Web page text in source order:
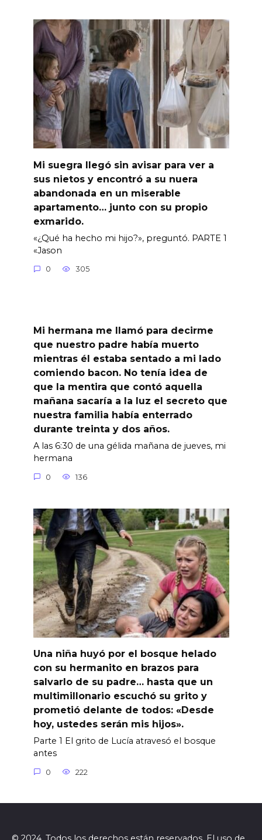
Mi suegra llegó sin avisar para ver a
sus nietos y encontró a su nuera
abandonada en un miserable
apartamento… junto con su propio
exmarido.
«¿Qué ha hecho mi hijo?», preguntó. PARTE 1
«Jason
0 305
Mi hermana me llamó para decirme
que nuestro padre había muerto
mientras él estaba sentado a mi lado
comiendo bacon. No tenía idea de
que la mentira que contó aquella
mañana sacaría a la luz el secreto que
nuestra familia había enterrado
durante treinta y dos años.
A las 6:30 de una gélida mañana de jueves, mi
hermana
0 136
Una niña huyó por el bosque helado
con su hermanito en brazos para
salvarlo de su padre… hasta que un
multimillonario escuchó su grito y
prometió delante de todos: «Desde
hoy, ustedes serán mis hijos».
Parte 1 El grito de Lucía atravesó el bosque
antes
0 222